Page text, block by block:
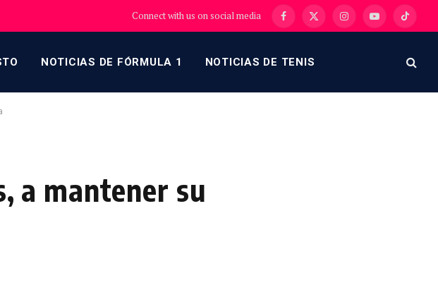
Connect with us on social media Facebook
X
InstagramYouTubeTikTok
NOTICIAS DE FÓRMULA 1 NOTICIAS DE TENIS
a mantener su